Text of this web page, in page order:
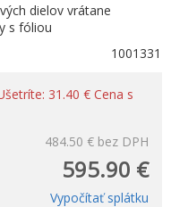
dielov vrátane
s fóliou
1001331
31.40 € Cena s
484.50 € bez DPH
595.90 €
Vypočítať splátku